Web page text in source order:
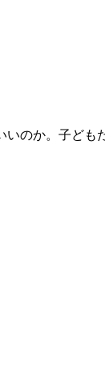
のか。子ども